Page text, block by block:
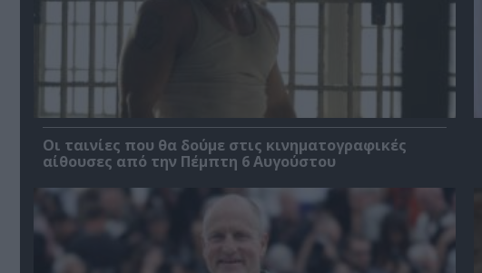
Οι ταινίες που θα δούμε στις κινηματογραφικές
αίθουσες από την Πέμπτη 6 Αυγούστου